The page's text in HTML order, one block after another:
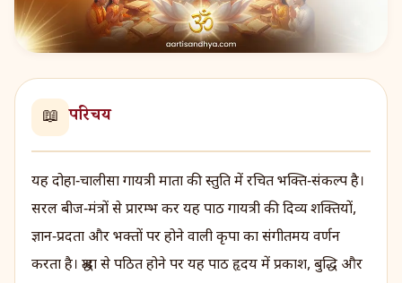
📖 परिचय
यह दोहा‑चालीसा गायत्री माता की स्तुति में रचित भक्ति‑संकल्प है।
सरल बीज‑मंत्रों से प्रारम्भ कर यह पाठ गायत्री की दिव्य शक्तियों,
ज्ञान‑प्रदता और भक्तों पर होने वाली कृपा का संगीतमय वर्णन
करता है। श्रद्धा से पठित होने पर यह पाठ हृदय में प्रकाश, बुद्धि और